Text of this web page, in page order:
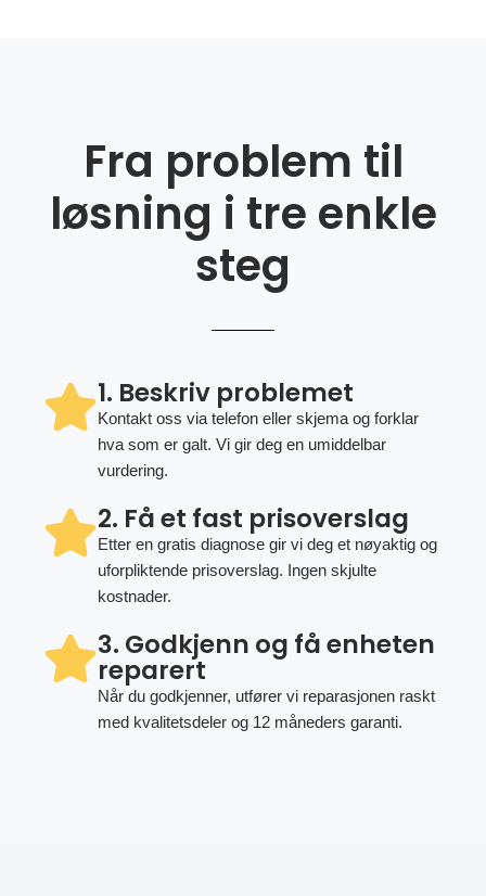
Fra problem til
løsning i tre enkle
steg
1. Beskriv problemet
Kontakt oss via telefon eller skjema og forklar
hva som er galt. Vi gir deg en umiddelbar
vurdering.
2. Få et fast prisoverslag
Etter en gratis diagnose gir vi deg et nøyaktig og
uforpliktende prisoverslag. Ingen skjulte
kostnader.
3. Godkjenn og få enheten
reparert
Når du godkjenner, utfører vi reparasjonen raskt
med kvalitetsdeler og 12 måneders garanti.